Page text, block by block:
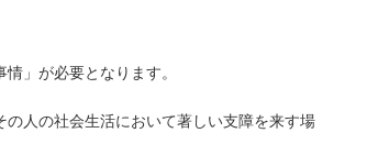
」が必要となります。
の人の社会生活において著しい支障を来す場